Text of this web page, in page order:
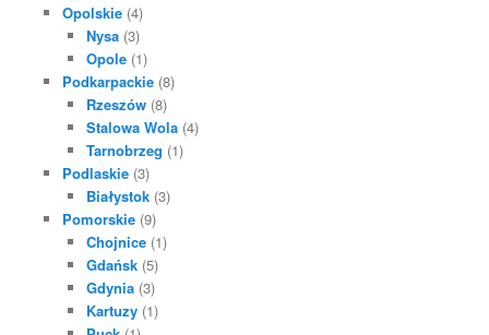
Opolskie(4)
Nysa (3)
Opole (1)
Podkarpackie(8)
Rzeszów (8)
Stalowa Wola (4)
Tarnobrzeg (1)
Podlaskie(3)
Białystok (3)
Pomorskie(9)
Chojnice (1)
Gdańsk (5)
Gdynia (3)
Kartuzy (1)